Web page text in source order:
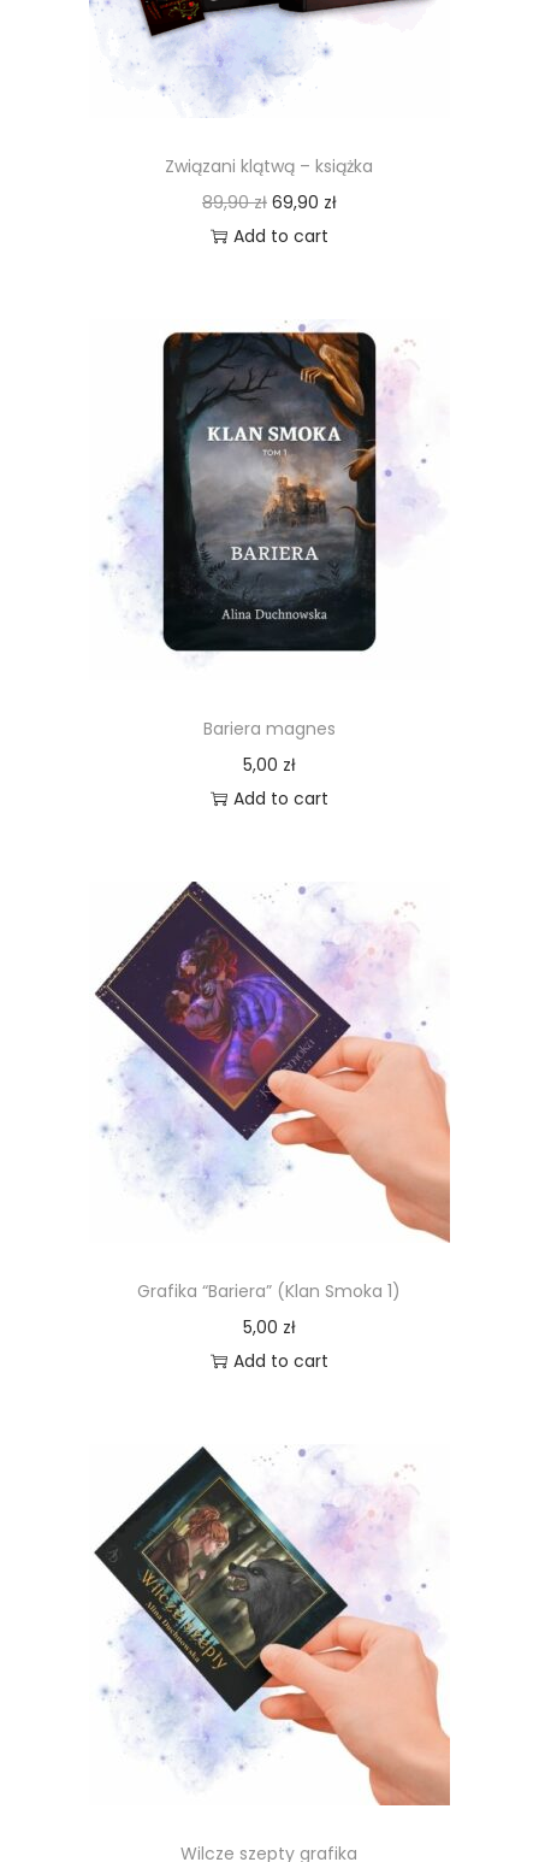
Związani klątwą – książka
89,90zł 69,90 zł
Add to cart
Bariera magnes
5,00 zł
Add to cart
Grafika “Bariera” (Klan Smoka 1)
5,00 zł
Add to cart
Wilcze szepty grafika